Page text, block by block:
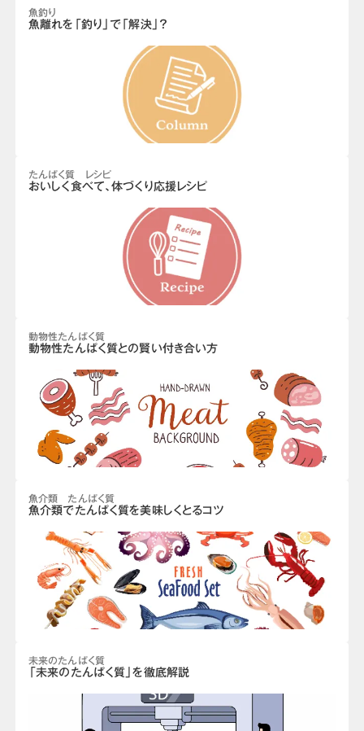
魚釣り
魚離れを「釣り」で「解決」？
たんぱく質 レシピ
おいしく食べて、体づくり応援レシピ
動物性たんぱく質
動物性たんぱく質との賢い付き合い方
魚介類 たんぱく質
魚介類でたんぱく質を美味しくとるコツ
未来のたんぱく質
「未来のたんぱく質」を徹底解説